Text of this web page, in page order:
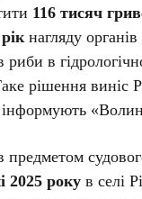
116 тисяч
нагляду органів
в
рішення виніс
2025 року в селі